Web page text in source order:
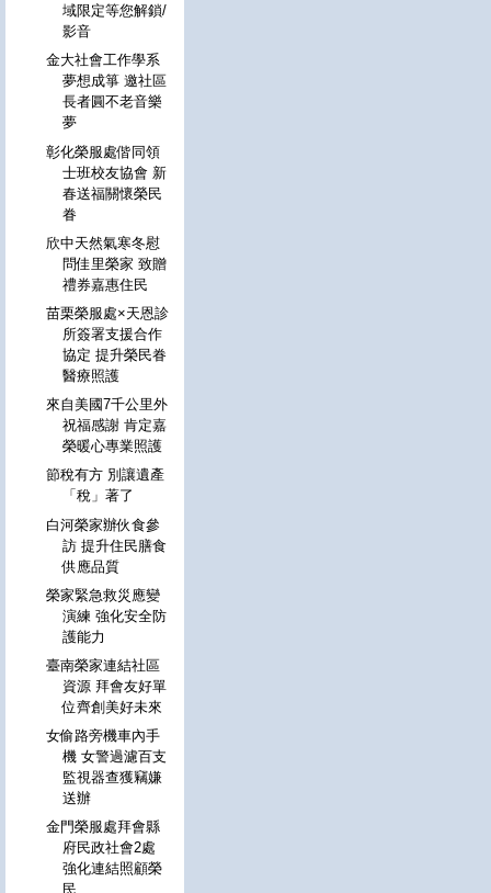
域限定等您解鎖/
影音
金大社會工作學系
夢想成箏 邀社區
長者圓不老音樂
夢
彰化榮服處偕同領
士班校友協會 新
春送福關懷榮民
眷
欣中天然氣寒冬慰
問佳里榮家 致贈
禮券嘉惠住民
苗栗榮服處×天恩診
所簽署支援合作
協定 提升榮民眷
醫療照護
來自美國7千公里外
祝福感謝 肯定嘉
榮暖心專業照護
節稅有方 別讓遺產
「稅」著了
白河榮家辦伙食參
訪 提升住民膳食
供應品質
榮家緊急救災應變
演練 強化安全防
護能力
臺南榮家連結社區
資源 拜會友好單
位齊創美好未來
女偷路旁機車內手
機 女警過濾百支
監視器查獲竊嫌
送辦
金門榮服處拜會縣
府民政社會2處
強化連結照顧榮
民